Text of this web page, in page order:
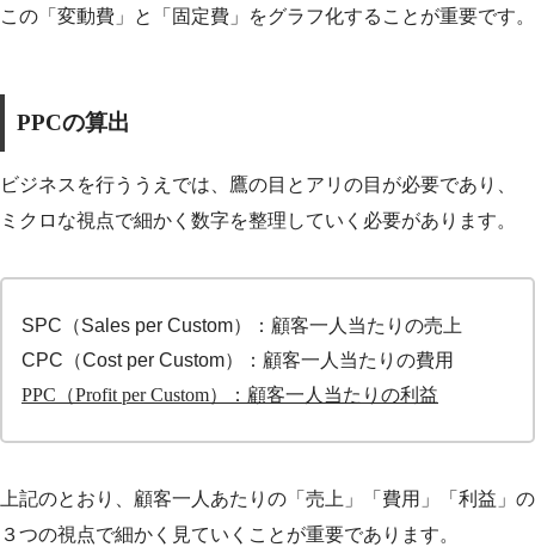
この「変動費」と「固定費」をグラフ化することが重要です。
PPCの算出
ビジネスを行ううえでは、鷹の目とアリの目が必要であり、
ミクロな視点で細かく数字を整理していく必要があります。
SPC（Sales per Custom）：顧客一人当たりの売上
CPC（Cost per Custom）：顧客一人当たりの費用
PPC（Profit per Custom）：顧客一人当たりの利益
上記のとおり、顧客一人あたりの「売上」「費用」「利益」の
３つの視点で細かく見ていくことが重要であります。